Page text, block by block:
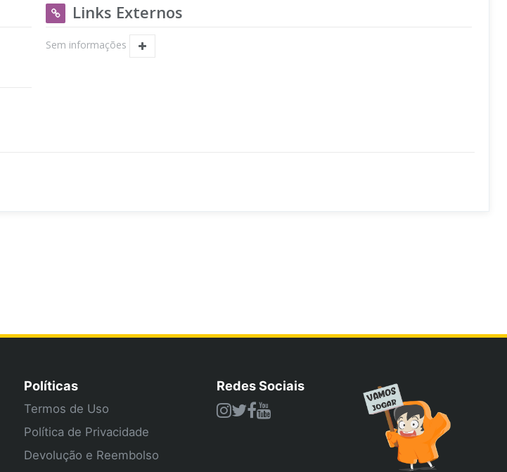
Links Externos
Sem informações
Políticas
Termos de Uso
Política de Privacidade
Devolução e Reembolso
Redes Sociais